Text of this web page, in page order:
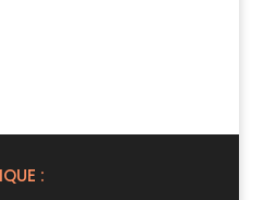
: